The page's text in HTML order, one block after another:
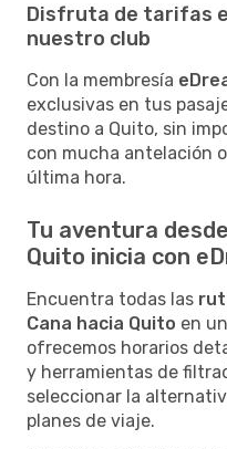
Disfruta de tarifas
nuestro club
Con la membresía
exclusivas en tus
destino a Quito, sin
con mucha antelación
última hora.
Tu aventura
Quito inicia con
Encuentra todas las
Cana hacia Quito en
ofrecemos horarios
y herramientas de
seleccionar la
planes de viaje.